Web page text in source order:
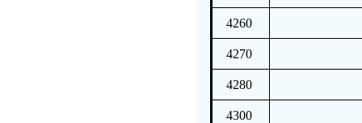
4260
4270
4280
4300